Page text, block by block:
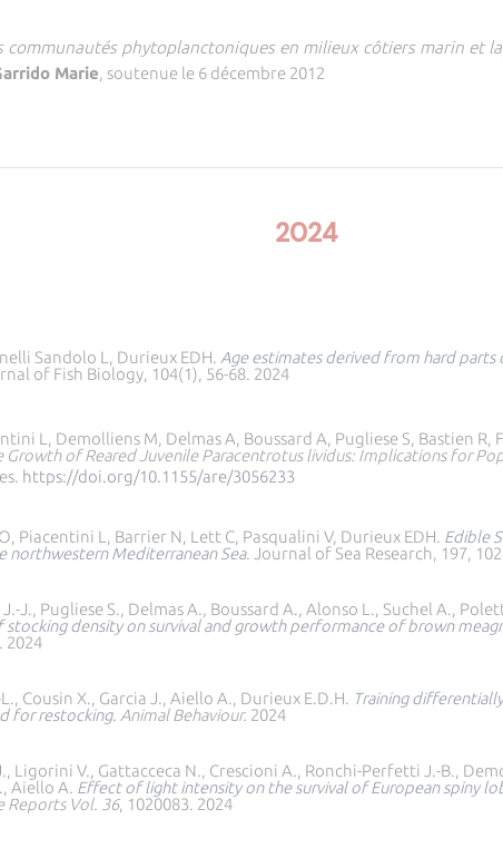
phytoplanctoniques en milieux côtiers marin et
Marie, soutenue le 6 décembre 2012
2024
Sandolo L, Durieux EDH. Age estimates derived from hard
of Fish Biology, 104(1), 56-68. 2024
L, Demolliens M, Delmas A, Boussard A, Pugliese S, Bastien R,
Growth of Reared Juvenile Paracentrotus lividus: Implications for
https://doi.org/10.1155/are/3056233
Piacentini L, Barrier N, Lett C, Pasqualini V, Durieux EDH. Edible
northwestern Mediterranean Sea. Journal of Sea Research, 197,
J., Pugliese S., Delmas A., Boussard A., Alonso L., Suchel A.,
density on survival and growth performance of brown
2024
Cousin X., Garcia J., Aiello A., Durieux E.D.H. Training
for restocking. Animal Behaviour. 2024
Ligorini V., Gattacceca N., Crescioni A., Ronchi-Perfetti J.-B.,
Aiello A. Effect of light intensity on the survival of European spiny
Reports Vol. 36, 1020083. 2024